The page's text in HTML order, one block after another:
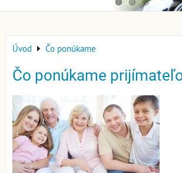
Úvod Čo ponúkame
Čo ponúkame